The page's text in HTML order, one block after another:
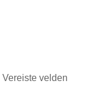
Vereiste velden